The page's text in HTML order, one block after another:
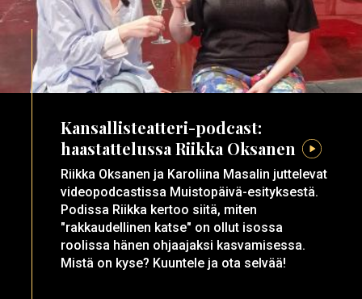
Kansallisteatteri-podcast:
haastattelussa Riikka Oksanen
Riikka Oksanen ja Karoliina Masalin juttelevat
videopodcastissa Muistopäivä-esityksestä.
Podissa Riikka kertoo siitä, miten
"rakkaudellinen katse" on ollut isossa
roolissa hänen ohjaajaksi kasvamisessa.
Mistä on kyse? Kuuntele ja ota selvää!